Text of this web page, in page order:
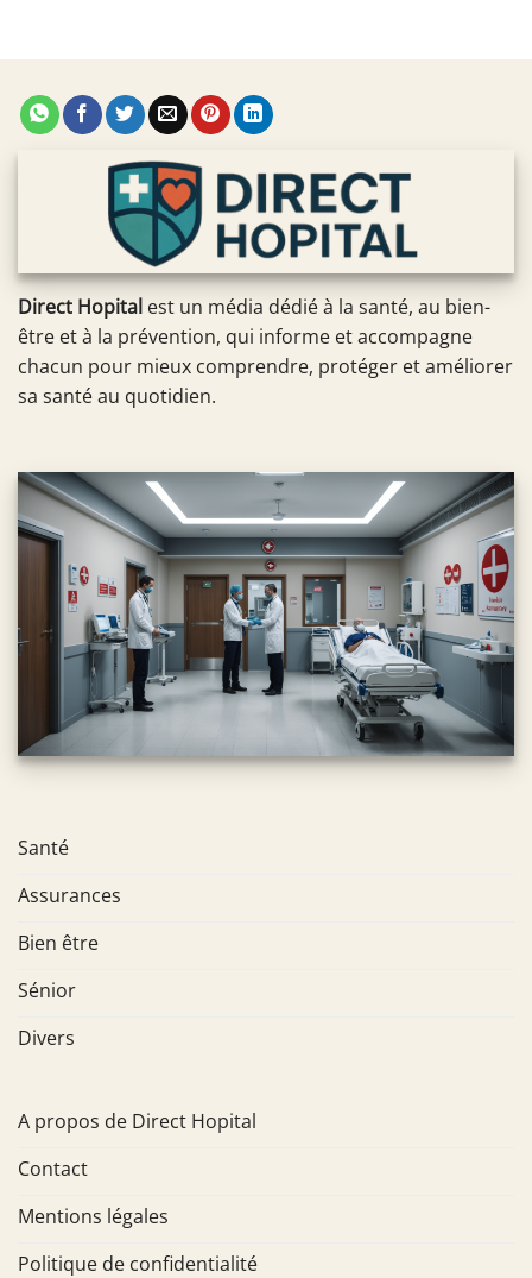
Direct Hopital est un média dédié à la santé, au bien-
être et à la prévention, qui informe et accompagne
chacun pour mieux comprendre, protéger et améliorer
sa santé au quotidien.
Santé
Assurances
Bien être
Sénior
Divers
A propos de Direct Hopital
Contact
Mentions légales
Politique de confidentialité